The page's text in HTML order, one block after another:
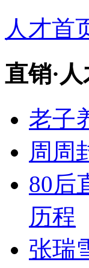
人才首
直销·
老子
周周
80后
历程
张瑞